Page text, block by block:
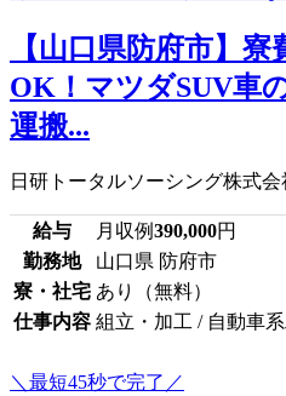
【山口県防府市】
OK！マツダSUV車
運搬...
日研トータルソーシング株式会
給与 月収例390,000円
勤務地
山口県 防府市
寮・社宅 あり（無料）
仕事内容 組立・加工 / 自動車
＼最短45秒で完了／